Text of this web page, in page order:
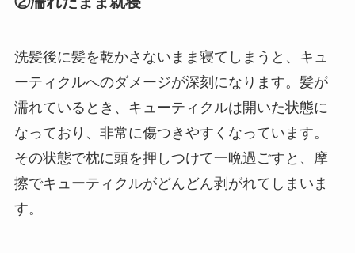
洗髪後に髪を乾かさないまま寝てしまうと、キュ
ーティクルへのダメージが深刻になります。髪が
濡れているとき、キューティクルは開いた状態に
なっており、非常に傷つきやすくなっています。
その状態で枕に頭を押しつけて一晩過ごすと、摩
擦でキューティクルがどんどん剥がれてしまいま
す。